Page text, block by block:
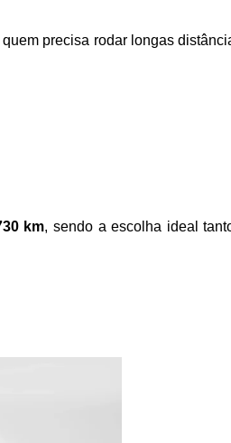
precisa rodar longas
km, sendo a escolha ideal